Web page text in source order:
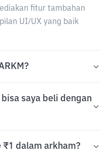
fitur tambahan
UI/UX yang baik
saya beli dengan
₹1 dalam arkham?